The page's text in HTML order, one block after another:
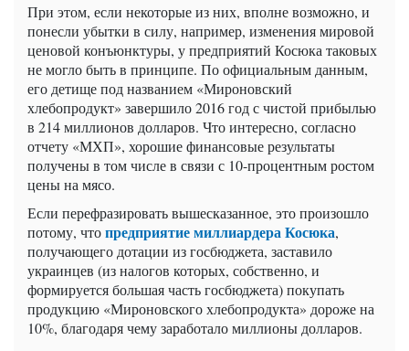
При этом, если некоторые из них, вполне возможно, и
понесли убытки в силу, например, изменения мировой
ценовой конъюнктуры, у предприятий Косюка таковых
не могло быть в принципе. По официальным данным,
его детище под названием «Мироновский
хлебопродукт» завершило 2016 год с чистой прибылью
в 214 миллионов долларов. Что интересно, согласно
отчету «МХП», хорошие финансовые результаты
получены в том числе в связи с 10-процентным ростом
цены на мясо.
Если перефразировать вышесказанное, это произошло
потому, чтопредприятие миллиардера Косюка,
получающего дотации из госбюджета, заставило
украинцев (из налогов которых, собственно, и
формируется большая часть госбюджета) покупать
продукцию «Мироновского хлебопродукта» дороже на
10%, благодаря чему заработало миллионы долларов.